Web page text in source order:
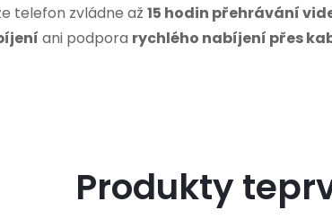
telefon zvládne až 15 hodin přehrávání
ani podpora rychlého nabíjení přes
Produkty